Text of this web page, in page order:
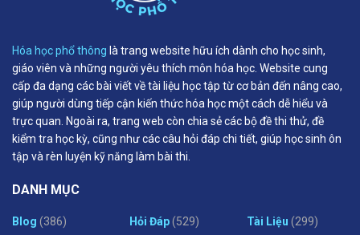
Hóa học phổ thông là trang website hữu ích dành cho học sinh,
giáo viên và những người yêu thích môn hóa học. Website cung
cấp đa dạng các bài viết về tài liệu học tập từ cơ bản đến nâng cao,
giúp người dùng tiếp cận kiến thức hóa học một cách dễ hiểu và
trực quan. Ngoài ra, trang web còn chia sẻ các bộ đề thi thử, đề
kiểm tra học kỳ, cũng như các câu hỏi đáp chi tiết, giúp học sinh ôn
tập và rèn luyện kỹ năng làm bài thi.
DANH MỤC
Blog (386) Hỏi Đáp(529) Tài Liệu (299)